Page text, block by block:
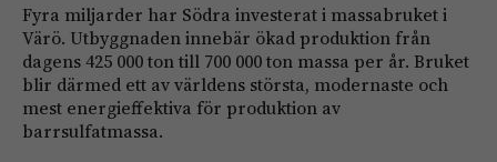
Fyra miljarder har Södra investerat i massabruket i
Värö. Utbyggnaden innebär ökad produktion från
dagens 425 000 ton till 700 000 ton massa per år. Bruket
blir därmed ett av världens största, modernaste och
mest energieffektiva för produktion av
barrsulfatmassa.